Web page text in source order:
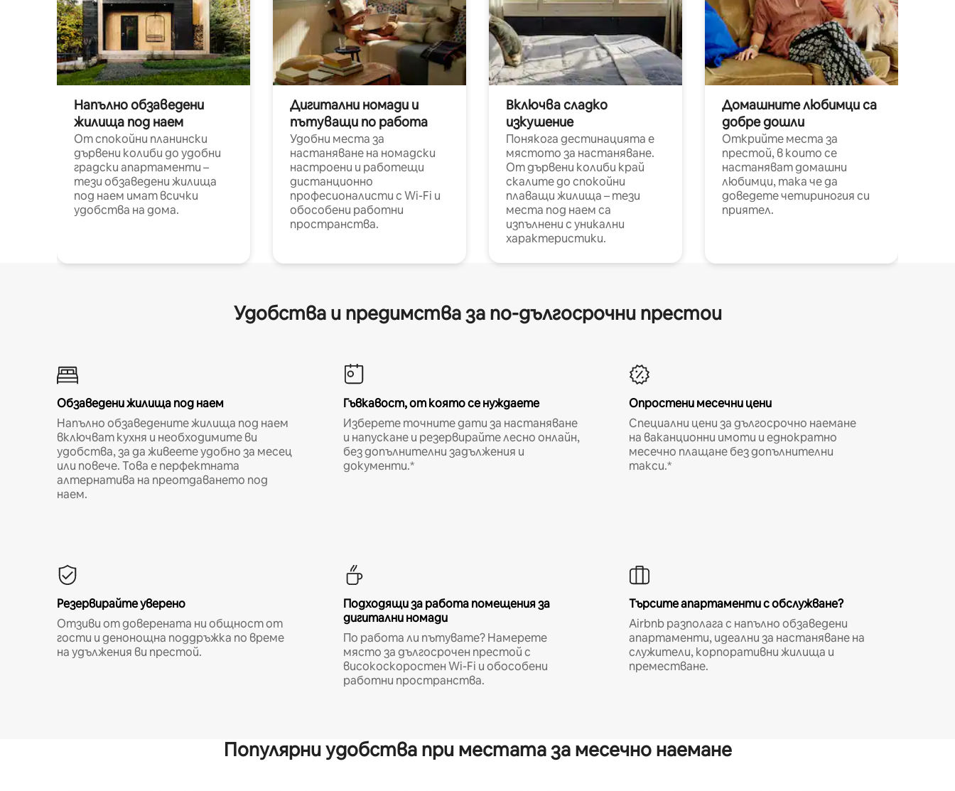
Напълно обзаведени
жилища под наем
От спокойни планински
дървени колиби до удобни
градски апартаменти –
тези обзаведени жилища
под наем имат всички
удобства на дома.
Дигитални номади и
пътуващи по работа
Удобни места за
настаняване на номадски
настроени и работещи
дистанционно
професионалисти с Wi-Fi и
обособени работни
пространства.
Включва сладко
изкушение
Понякога дестинацията е
мястото за настаняване.
От дървени колиби край
скалите до спокойни
плаващи жилища – тези
места под наем са
изпълнени с уникални
характеристики.
Домашните любимци са
добре дошли
Открийте места за
престой, в които се
настаняват домашни
любимци, така че да
доведете четириногия си
приятел.
Удобства и предимства за по-дългосрочни престои
Обзаведени жилища под наем
Напълно обзаведените жилища под наем
включват кухня и необходимите ви
удобства, за да живеете удобно за месец
или повече. Това е перфектната
алтернатива на преотдаването под
наем.
Гъвкавост, от която се нуждаете
Изберете точните дати за настаняване
и напускане и резервирайте лесно онлайн,
без допълнителни задължения и
документи.*
Опростени месечни цени
Специални цени за дългосрочно наемане
на ваканционни имоти и еднократно
месечно плащане без допълнителни
такси.*
Резервирайте уверено
Отзиви от доверената ни общност от
гости и денонощна поддръжка по време
на удължения ви престой.
Подходящи за работа помещения за
дигитални номади
По работа ли пътувате? Намерете
място за дългосрочен престой с
високоскоростен Wi-Fi и обособени
работни пространства.
Търсите апартаменти с обслужване?
Airbnb разполага с напълно обзаведени
апартаменти, идеални за настаняване на
служители, корпоративни жилища и
преместване.
Популярни удобства при местата за месечно наемане